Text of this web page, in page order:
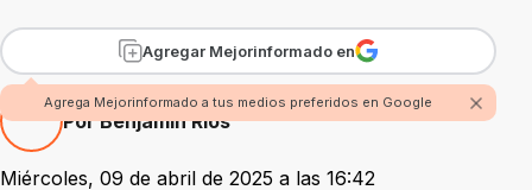
Agregar Mejorinformado en
Agrega Mejorinformado a tus medios preferidos en Google
Por Benjamín Ríos
Miércoles, 09 de abril de 2025 a las 16:42